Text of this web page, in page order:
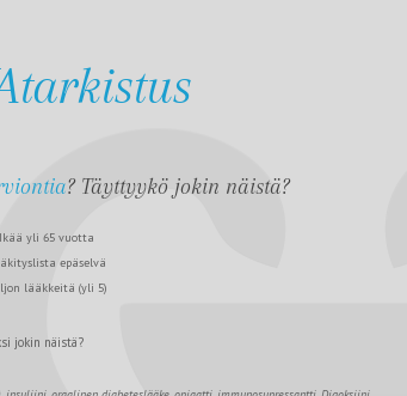
? Täyttyykö jokin näistä?
Ikää yli 65 vuotta
epäselvä
lääkkeitä (yli 5)
jokin näistä?